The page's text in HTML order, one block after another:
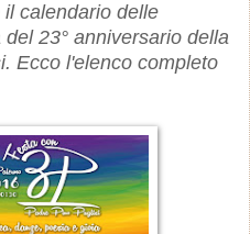
calendario delle
23° anniversario della
Ecco l'elenco completo